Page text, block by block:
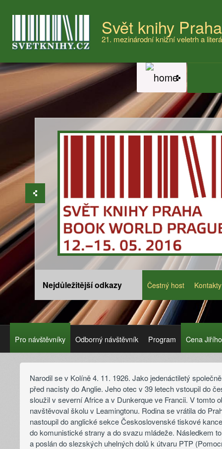
Svět knihy
21. mezinárodní knižní veletrh a
Nejdůležitější odkazy Čestný host Kontakty
Pro návštěvníky Odborný návštěvník Program Cena
Narodil se v Kolíně 4. 11. 1926. Jako jedenáctiletý
před nacisty do Anglie. Jeho otec v 39 letech vstoupil do
sloužil v severní Africe a v Dunkerque ve Francii. V tomto
navštěvoval školu v Leamingtonu. Rodina se vrátila do
nastoupil do anglické sekce Československé tiskové
do komunistické strany a do svazu mládeže. Následkem
a poslán do slezských uhelných dolů k útvaru PTP